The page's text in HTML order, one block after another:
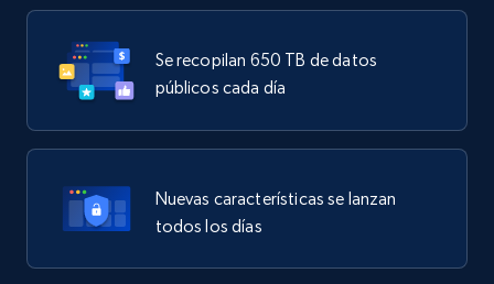
Se recopilan 650 TB de datos
públicos cada día
Nuevas características se lanzan
todos los días